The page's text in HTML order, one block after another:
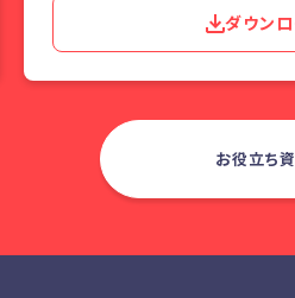
ダウン
お役立ち